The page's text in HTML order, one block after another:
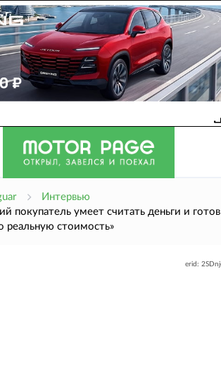
Интервью
покупатель умеет считать деньги и готов
реальную стоимость»
erid: